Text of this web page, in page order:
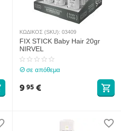
ΚΩΔΙΚΟΣ (SKU): 03409
FIX STICK Baby Hair 20gr
NIRVEL
σε απόθεμα
995 €